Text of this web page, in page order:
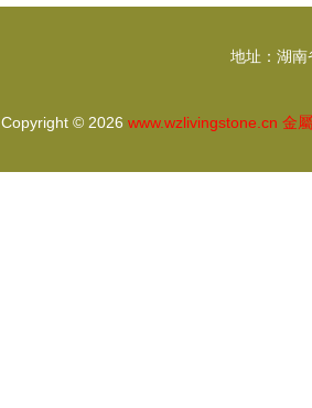
地址：湖南
Copyright © 2026 www.wzlivingstone.cn 金